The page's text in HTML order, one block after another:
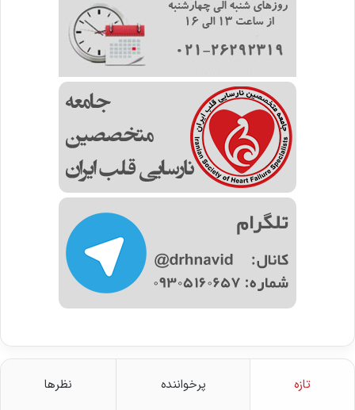
تازه پرخواننده نظرها